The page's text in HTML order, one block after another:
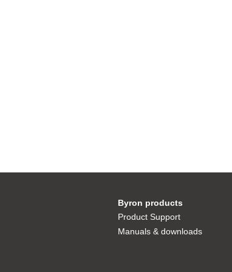
Byron products
Product Support
Manuals & downloads